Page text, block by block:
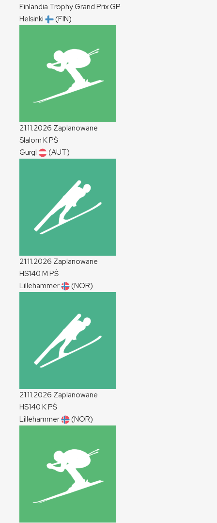
Finlandia Trophy Grand PrixGP
Helsinki
(FIN)
21.11.2026 Zaplanowane
Slalom KPŚ
Gurgl
(AUT)
21.11.2026 Zaplanowane
HS140 M PŚ
Lillehammer
(NOR)
21.11.2026 Zaplanowane
HS140 KPŚ
Lillehammer
(NOR)